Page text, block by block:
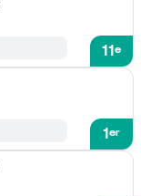
11e
1er